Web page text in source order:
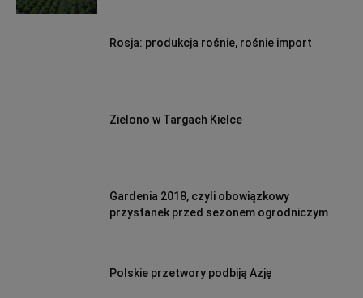
Rosja: produkcja rośnie, rośnie import
Zielono w Targach Kielce
Gardenia 2018, czyli obowiązkowy
przystanek przed sezonem ogrodniczym
Polskie przetwory podbiją Azję